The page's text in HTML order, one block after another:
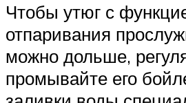
Чтобы утюг с
отпаривания
можно дольше,
промывайте его